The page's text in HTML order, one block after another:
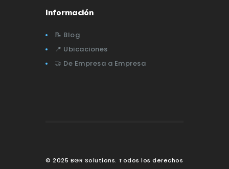
Información
📝 Blog
📍 Ubicaciones
🤝 De Empresa a Empresa
© 2025 BGR Solutions. Todos los derechos